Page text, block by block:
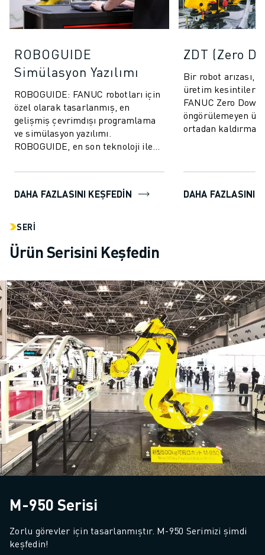
ROBOGUIDE
Simülasyon Yazılımı
ROBOGUIDE: FANUC robotları için
özel olarak tasarlanmış, en
gelişmiş çevrimdışı programlama
ve simülasyon yazılımı.
ROBOGUIDE, en son teknoloji ile
kolayca oluştur...
DAHA FAZLASINI KEŞFEDİN
ZDT (Zero
Bir robot arızası,
üretim
FANUC Zero
öngörülemeyen
ortadan kaldırmak
DAHA FAZLASINI
SERI
Ürün Serisini Keşfedin
M-950 Serisi
Zorlu görevler için tasarlanmıştır. M-950 Serimizi şimdi
keşfedin!